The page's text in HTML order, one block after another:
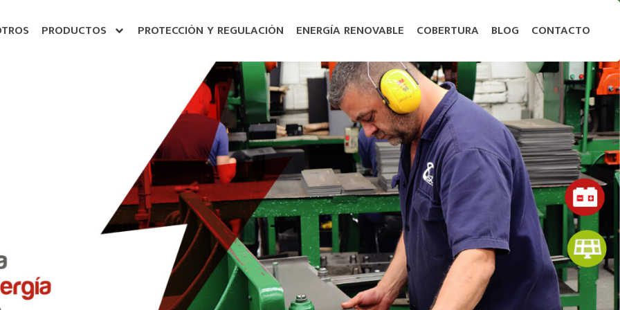
PRODUCTOS PROTECCIÓN Y REGULACIÓN ENERGÍA RENOVABLE COBERTURA BLOG CONTACTO